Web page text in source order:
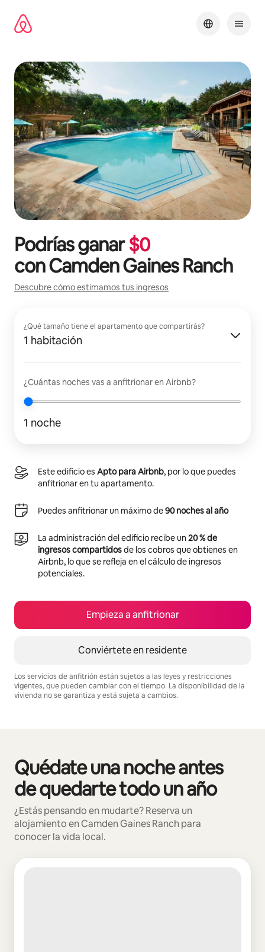
contenido
Podrías ganar$0
conCamden Gaines Ranch
Descubre cómo estimamos tus ingresos
¿Qué tamaño tiene el apartamento que compartirás?
1 habitación
¿Cuántas noches vas a anfitrionar en Airbnb?
1 noche
Este edificio es Apto para Airbnb, por lo que puedes
anfitrionar en tu apartamento.
Puedes anfitrionar un máximo de90 noches al año
La administración del edificio recibe un20 % de
ingresos compartidosde los cobros que obtienes en
Airbnb, lo que se refleja en el cálculo de ingresos
potenciales.
Empieza a anfitrionar
Conviértete en residente
Los servicios de anfitrión están sujetos a las leyes y restricciones
vigentes, que pueden cambiar con el tiempo. La disponibilidad de la
vivienda no se garantiza y está sujeta a cambios.
Quédate una noche antes
de quedarte todo un año
¿Estás pensando en mudarte? Reserva un
alojamiento en Camden Gaines Ranch para
conocer la vida local.
Se muestran0 de 0 elementos